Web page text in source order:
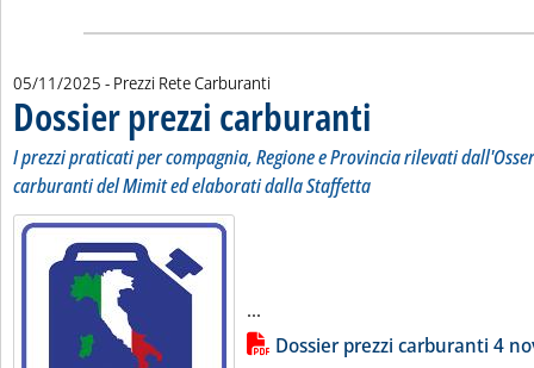
05/11/2025 - Prezzi Rete Carburanti
Dossier prezzi carburanti
I prezzi praticati per compagnia, Regione e Provincia rilevati
carburanti del Mimit ed elaborati dalla Staffetta
...
Lista allegati PDF alla notiziaDossier prezzi carburanti 4